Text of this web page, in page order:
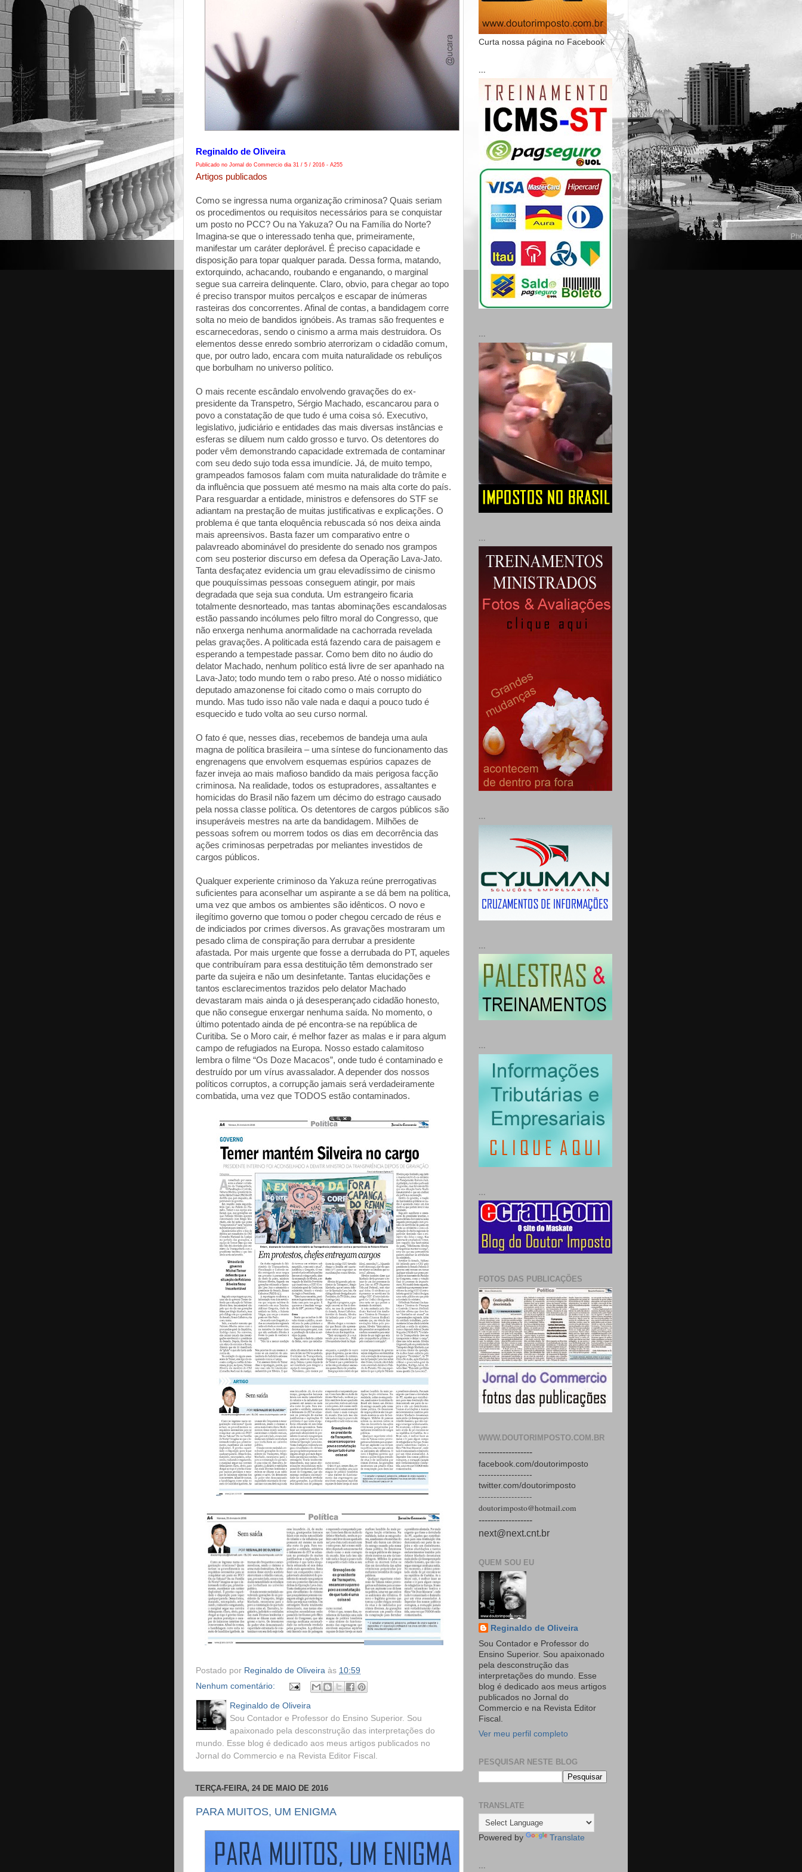
Reginaldo de Oliveira
Publicado no Jornal do Commercio dia 31 / 5 / 2016 - A255
Artigos publicados
Como se ingressa numa organização criminosa? Quais seriam
os procedimentos ou requisitos necessários para se conquistar
um posto no PCC? Ou na Yakuza? Ou na Família do Norte?
Imagina-se que o interessado tenha que, primeiramente,
manifestar um caráter deplorável. É preciso capacidade e
disposição para topar qualquer parada. Dessa forma, matando,
extorquindo, achacando, roubando e enganando, o marginal
segue sua carreira delinquente. Claro, obvio, para chegar ao topo
é preciso transpor muitos percalços e escapar de inúmeras
rasteiras dos concorrentes. Afinal de contas, a bandidagem corre
solta no meio de bandidos ignóbeis. As tramas são frequentes e
escarnecedoras, sendo o cinismo a arma mais destruidora. Os
elementos desse enredo sombrio aterrorizam o cidadão comum,
que, por outro lado, encara com muita naturalidade os rebuliços
que borbulham no universo político.
O mais recente escândalo envolvendo gravações do ex-
presidente da Transpetro, Sérgio Machado, escancarou para o
povo a constatação de que tudo é uma coisa só. Executivo,
legislativo, judiciário e entidades das mais diversas instâncias e
esferas se diluem num caldo grosso e turvo. Os detentores do
poder vêm demonstrando capacidade extremada de contaminar
com seu dedo sujo toda essa imundície. Já, de muito tempo,
grampeados famosos falam com muita naturalidade do trâmite e
da influência que possuem até mesmo na mais alta corte do país.
Para resguardar a entidade, ministros e defensores do STF se
adiantam na prestação de muitas justificativas e explicações. O
problema é que tanta eloquência rebuscada só nos deixa ainda
mais apreensivos. Basta fazer um comparativo entre o
palavreado abominável do presidente do senado nos grampos
com seu posterior discurso em defesa da Operação Lava-Jato.
Tanta desfaçatez evidencia um grau elevadíssimo de cinismo
que pouquíssimas pessoas conseguem atingir, por mais
degradada que seja sua conduta. Um estrangeiro ficaria
totalmente desnorteado, mas tantas abominações escandalosas
estão passando incólumes pelo filtro moral do Congresso, que
não enxerga nenhuma anormalidade na cachorrada revelada
pelas gravações. A politicada está fazendo cara de paisagem e
esperando a tempestade passar. Como bem dito no áudio do
delator Machado, nenhum político está livre de ser apanhado na
Lava-Jato; todo mundo tem o rabo preso. Até o nosso midiático
deputado amazonense foi citado como o mais corrupto do
mundo. Mas tudo isso não vale nada e daqui a pouco tudo é
esquecido e tudo volta ao seu curso normal.
O fato é que, nesses dias, recebemos de bandeja uma aula
magna de política brasileira – uma síntese do funcionamento das
engrenagens que envolvem esquemas espúrios capazes de
fazer inveja ao mais mafioso bandido da mais perigosa facção
criminosa. Na realidade, todos os estupradores, assaltantes e
homicidas do Brasil não fazem um décimo do estrago causado
pela nossa classe política. Os detentores de cargos públicos são
insuperáveis mestres na arte da bandidagem. Milhões de
pessoas sofrem ou morrem todos os dias em decorrência das
ações criminosas perpetradas por meliantes investidos de
cargos públicos.
Qualquer experiente criminoso da Yakuza reúne prerrogativas
suficientes para aconselhar um aspirante a se dá bem na política,
uma vez que ambos os ambientes são idênticos. O novo e
ilegítimo governo que tomou o poder chegou cercado de réus e
de indiciados por crimes diversos. As gravações mostraram um
pesado clima de conspiração para derrubar a presidente
afastada. Por mais urgente que fosse a derrubada do PT, aqueles
que contribuíram para essa destituição têm demonstrado ser
parte da sujeira e não um desinfetante. Tantas elucidações e
tantos esclarecimentos trazidos pelo delator Machado
devastaram mais ainda o já desesperançado cidadão honesto,
que não consegue enxergar nenhuma saída. No momento, o
último potentado ainda de pé encontra-se na república de
Curitiba. Se o Moro cair, é melhor fazer as malas e ir para algum
campo de refugiados na Europa. Nosso estado calamitoso
lembra o filme “Os Doze Macacos”, onde tudo é contaminado e
destruído por um vírus avassalador. A depender dos nossos
políticos corruptos, a corrupção jamais será verdadeiramente
combatida, uma vez que TODOS estão contaminados.
Postado por Reginaldo de Oliveira às 10:59
Nenhum comentário:
Reginaldo de Oliveira
Sou Contador e Professor do Ensino Superior. Sou
apaixonado pela desconstrução das interpretações do
mundo. Esse blog é dedicado aos meus artigos publicados no
Jornal do Commercio e na Revista Editor Fiscal.
TERÇA-FEIRA, 24 DE MAIO DE 2016
PARA MUITOS, UM ENIGMA
Curta nossa página no Facebook
...
...
...
...
...
...
...
FOTOS DAS PUBLICAÇÕES
WWW.DOUTORIMPOSTO.COM.BR
------------------
facebook.com/doutorimposto
------------------
twitter.com/doutorimposto
------------------
doutorimposto@hotmail.com
------------------
next@next.cnt.br
QUEM SOU EU
Reginaldo de Oliveira
Sou Contador e Professor do
Ensino Superior. Sou apaixonado
pela desconstrução das
interpretações do mundo. Esse
blog é dedicado aos meus artigos
publicados no Jornal do
Commercio e na Revista Editor
Fiscal.
Ver meu perfil completo
PESQUISAR NESTE BLOG
TRANSLATE
Powered by Translate
...